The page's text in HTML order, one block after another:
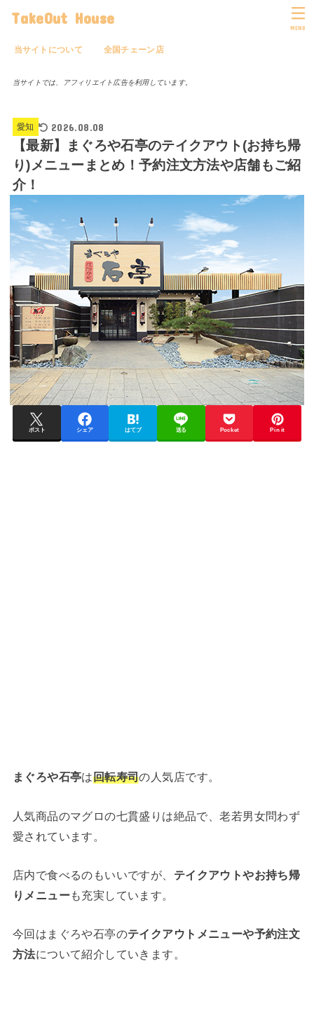
TakeOut House
当サイトについて 全国チェーン店
MENU
当サイトでは、アフィリエイト広告を利用しています。
愛知 2026.08.08
【最新】まぐろや石亭のテイクアウト(お持ち帰
り)メニューまとめ！予約注文方法や店舗もご紹
介！
ポスト シェア はてブ 送る Pocket Pin it
まぐろや石亭は回転寿司の人気店です。
人気商品のマグロの七貫盛りは絶品で、老若男女問わず
愛されています。
店内で食べるのもいいですが、 テイクアウトやお持ち帰
りメニューも充実しています。
今回はまぐろや石亭のテイクアウトメニューや予約注文
方法について紹介していきます。